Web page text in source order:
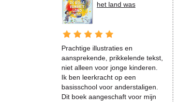
het land was
Prachtige illustraties en
aansprekende, prikkelende tekst,
niet alleen voor jonge kinderen.
Ik ben leerkracht op een
basisschool voor anderstaligen.
Dit boek aangeschaft voor mijn